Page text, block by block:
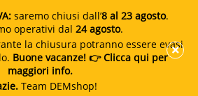
saremo chiusi dall’8 al 23 agosto.
operativi dal 24 agosto.
la chiusura potranno essere evasi
Buone vacanze! 👉 Clicca qui per
maggiori info.
Team DEMshop!